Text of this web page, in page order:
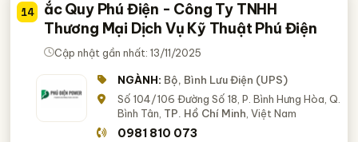
14
ắc Quy Phú Điện - Công Ty TNHH
Thương Mại Dịch Vụ Kỹ Thuật Phú Điện
Cập nhật gần nhất: 13/11/2025
NGÀNH: Bộ, Bình Lưu Điện (UPS)
Số 104/106 Đường Số 18, P. Bình Hưng Hòa, Q.
Bình Tân, TP. Hồ Chí Minh, Việt Nam
0981 810 073